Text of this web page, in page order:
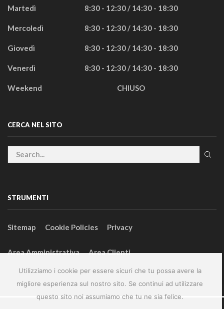
Utilizziamo i cookie per essere sicuri che tu possa avere la
migliore esperienza sul nostro sito. Se continui ad utilizzare
questo sito noi assumiamo che tu ne sia felice.
Martedì 8:30 - 12:30 / 14:30 - 18:30
Mercoledì 8:30 - 12:30 / 14:30 - 18:30
Giovedì 8:30 - 12:30 / 14:30 - 18:30
Venerdì 8:30 - 12:30 / 14:30 - 18:30
Weekend CHIUSO
CERCA NEL SITO
STRUMENTI
Sitemap Cookie Policies Privacy
Area Amministrativa Area Clienti